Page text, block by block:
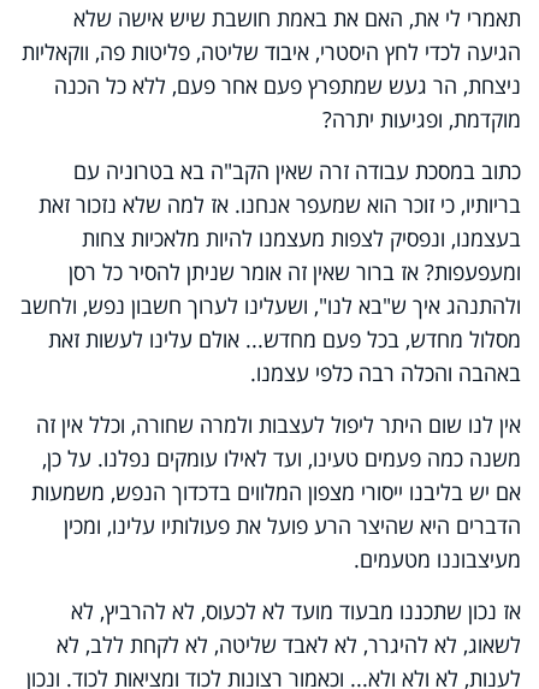
תאמרי לי את, האם את באמת חושבת שיש אישה שלא
הגיעה לכדי לחץ היסטרי, איבוד שליטה, פליטות פה, ווקאליות
ניצחת, הר געש שמתפרץ פעם אחר פעם, ללא כל הכנה
מוקדמת, ופגיעות יתרה?
כתוב במסכת עבודה זרה שאין הקב"ה בא בטרוניה עם
בריותיו, כי זוכר הוא שמעפר אנחנו. אז למה שלא נזכור זאת
בעצמנו, ונפסיק לצפות מעצמנו להיות מלאכיות צחות
ומעפעפות? אז ברור שאין זה אומר שניתן להסיר כל רסן
ולהתנהג איך ש"בא לנו", ושעלינו לערוך חשבון נפש, ולחשב
מסלול מחדש, בכל פעם מחדש... אולם עלינו לעשות זאת
באהבה והכלה רבה כלפי עצמנו.
אין לנו שום היתר ליפול לעצבות ולמרה שחורה, וכלל אין זה
משנה כמה פעמים טעינו, ועד לאילו עומקים נפלנו. על כן,
אם יש בליבנו ייסורי מצפון המלווים בדכדוך הנפש, משמעות
הדברים היא שהיצר הרע פועל את פעולותיו עלינו, ומכין
מעיצבוננו מטעמים.
אז נכון שתכננו מבעוד מועד לא לכעוס, לא להרביץ, לא
לשאוג, לא להיגרר, לא לאבד שליטה, לא לקחת ללב, לא
לענות, לא ולא ולא... וכאמור רצונות לכוד ומציאות לכוד. ונכון